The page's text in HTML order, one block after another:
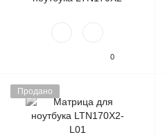
0
Продано